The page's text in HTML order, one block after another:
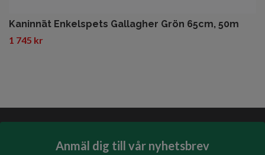
Kaninnät Enkelspets Gallagher Grön 65cm, 50m
1 745 kr
Anmäl dig till vår nyhetsbrev